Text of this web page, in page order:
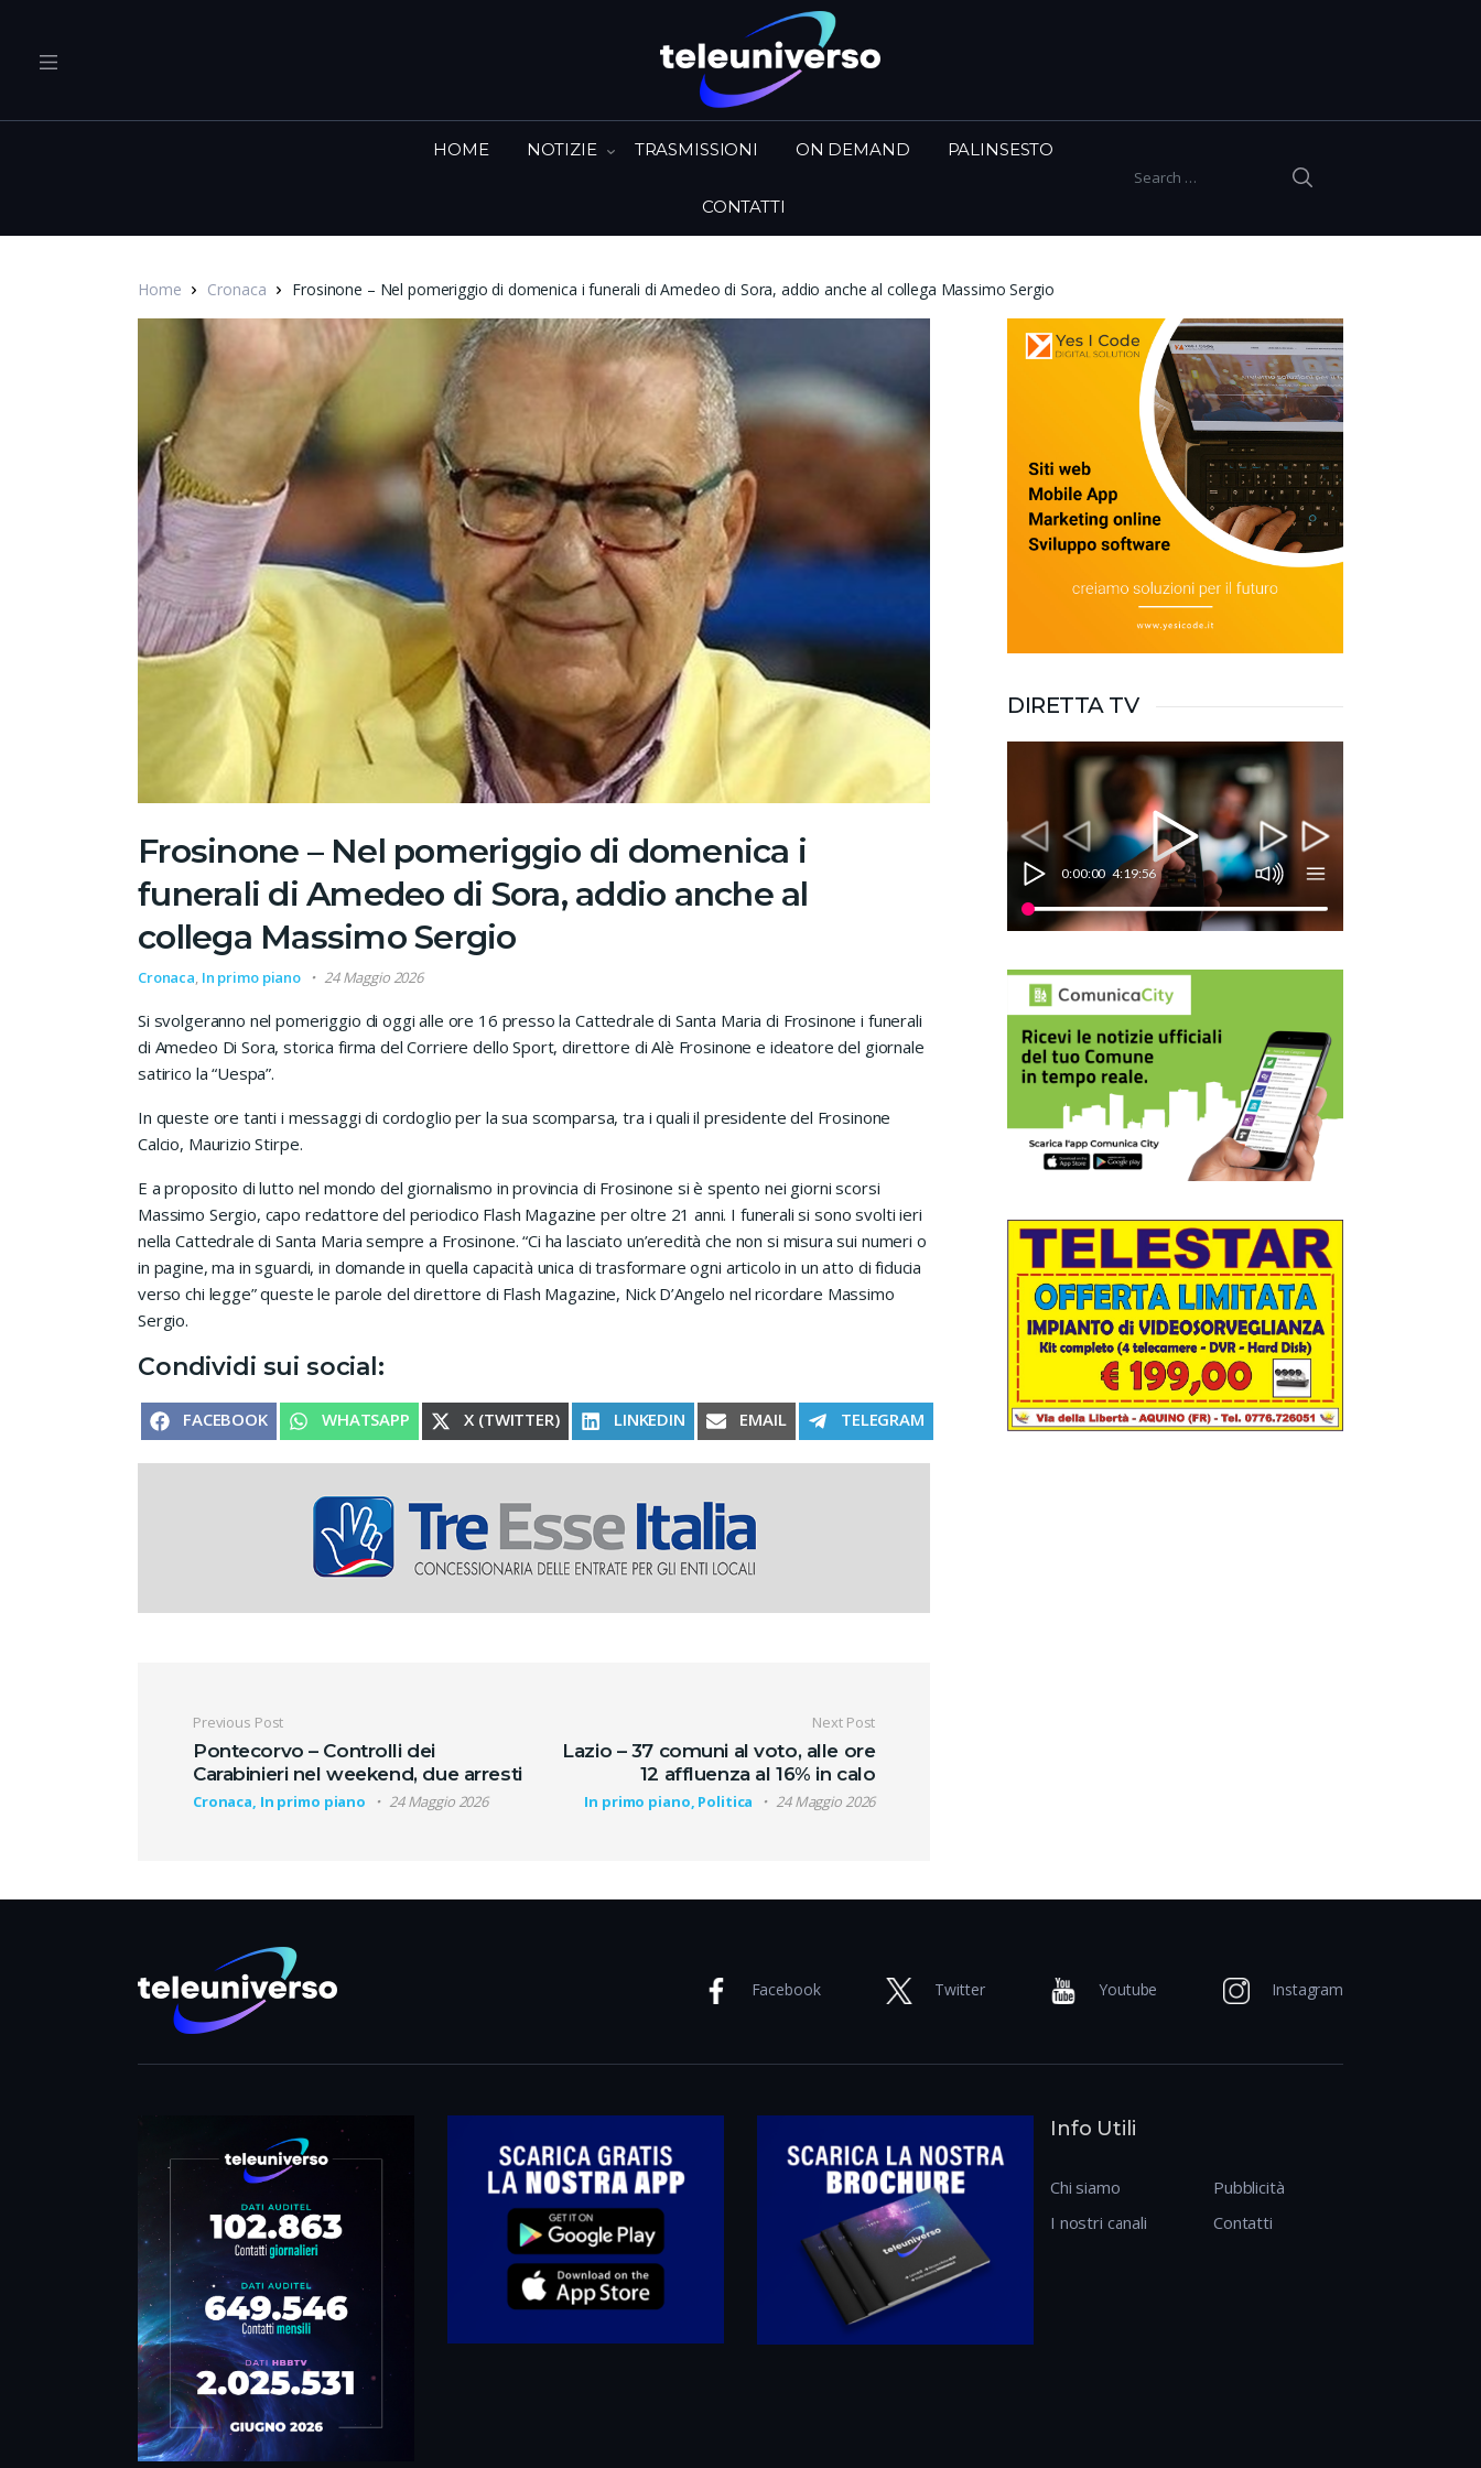
Search for:
HOME NOTIZIE TRASMISSIONI ON DEMAND PALINSESTO
CONTATTI
Home Cronaca Frosinone – Nel pomeriggio di domenica i funerali di Amedeo di Sora, addio anche al collega Massimo Sergio
Frosinone – Nel pomeriggio di domenica i
funerali di Amedeo di Sora, addio anche al
collega Massimo Sergio
Cronaca, In primo piano 24 Maggio 2026
Si svolgeranno nel pomeriggio di oggi alle ore 16 presso la Cattedrale di Santa Maria di Frosinone i funerali
di Amedeo Di Sora, storica firma del Corriere dello Sport, direttore di Alè Frosinone e ideatore del giornale
satirico la “Uespa”.
In queste ore tanti i messaggi di cordoglio per la sua scomparsa, tra i quali il presidente del Frosinone
Calcio, Maurizio Stirpe.
E a proposito di lutto nel mondo del giornalismo in provincia di Frosinone si è spento nei giorni scorsi
Massimo Sergio, capo redattore del periodico Flash Magazine per oltre 21 anni. I funerali si sono svolti ieri
nella Cattedrale di Santa Maria sempre a Frosinone. “Ci ha lasciato un’eredità che non si misura sui numeri o
in pagine, ma in sguardi, in domande in quella capacità unica di trasformare ogni articolo in un atto di fiducia
verso chi legge” queste le parole del direttore di Flash Magazine, Nick D’Angelo nel ricordare Massimo
Sergio.
Condividi sui social:
SHARE ON
FACEBOOK SHARE ON
WHATSAPP SHARE ON
X (TWITTER) SHARE ON
LINKEDIN SHARE ON
EMAIL SHARE ON
TELEGRAM
Navigazione articoli
Previous Post
Pontecorvo – Controlli dei
Carabinieri nel weekend, due arresti
Cronaca, In primo piano 24 Maggio 2026
Next Post
Lazio – 37 comuni al voto, alle ore
12 affluenza al 16% in calo
In primo piano, Politica 24 Maggio 2026
DIRETTA TV
0:00:00 4:19:56
Facebook Twitter Youtube Instagram
Info Utili
Chi siamo
I nostri canali
Pubblicità
Contatti